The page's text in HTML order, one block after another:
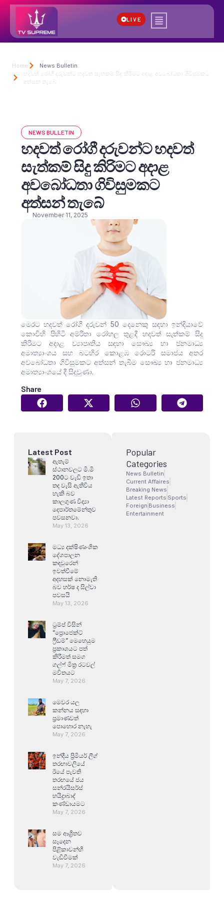
LIVE
Home
News Bulletin
හදවත් රෝගී දරුවන්ට හදවත් සැත්කම් සිදු කිරිමට අදාළ අවබෝධතා ගිවිසුමකට
අත්සන් තැබේ
NEWS BULLETIN
හදවත් රෝගී දරුවන්ට හදවත්
සැත්කම් සිදු කිරිමට අදාළ
අවබෝධතා ගිවිසුමකට
අත්සන් තැබේ
November 11, 2025
මෙරට හදවත් රෝගී දරුවන් 50 දෙනෙකු සඳහා ඉන්දියාවේ
කොචිහි පිහිටි අම්රිතා රෝහල තුළදී හදවත් සැත්කම් සිදු
කිරිමට අදාළ ව්‍යාපෘතිය සඳහා සෞඛ්‍ය හා ජනමාධ්‍ය
අමාත්‍යාංශය සහ බටහිර කොළඹ රොටරි සමාජය අතර
අවබෝධතා ගිවිසුමකට අත්සන් තැබීම සෞඛ්‍ය හා ජනමාධ්‍ය
අමාත්‍යාංශයේ දී සිදුවුණා.
Share
Latest Post
ඇතැම්
ස්ථානවලට මි.මි
200ට වැඩි ඉතා
තද වැසි ඇතිවිය
හැකි බව
කාලගුණ විද්‍යා
දෙපාර්තමේන්තුව
පවසනවා.
May 13, 2026
මධ්‍ය දක්ෂිණාංශික
දේශපාලන
කඳවුරෙන්
ඉවත්වීමේ
අදහසක් නොමැති
බව හර්ෂ ද සිල්වා
පවසයි
May 13, 2026
ට්‍රම්ප් විසින්
“ප්‍රොජෙක්ට්
ෆ්‍රීඩම්” මෙහෙයුම
ප්‍රකාශයට පත්
කිරීමත් සමග
ගල්ෆ් මිත්‍ර රටවල්
මවිතයට
May 7, 2026
මෙවර යල
කන්නය සඳහා
ප්‍රමාණවත්
පොහොර නැහැ
May 7, 2026
ඉන්දීය ප්‍රිමියර් ලීග්
තරඟාවලියේ
ඊයේ පැවති
තරඟයේ ජය
සන්රයිසර්ස්
හයිද්‍රාබාද්
කණ්ඩායමට
May 7, 2026
සම ආශ්‍රිතව
සෑදෙන
පිළිකාවන්හි
වැඩිවීමක්
May 7, 2026
Popular
Categories
News Bulletin
Current Affaires
Breaking News
Latest Reports Sports
Foreign Business
Entertainment